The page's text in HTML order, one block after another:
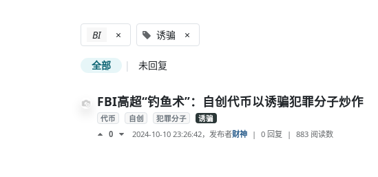
BI × 诱骗 ×
全部 | 未回复
FBI高超“钓鱼术”：自创代币以诱骗犯罪分子炒作
代币 自创 犯罪分子 诱骗
0 2024-10-10 23:26:42，发布者财神 | 0 回复 | 883 阅读数